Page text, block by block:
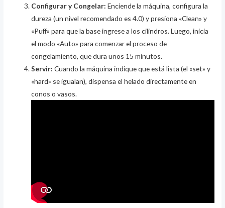
Configurar y Congelar: Enciende la máquina, configura la
dureza (un nivel recomendado es 4.0) y presiona «Clean» y
«Puff» para que la base ingrese a los cilindros. Luego, inicia
el modo «Auto» para comenzar el proceso de
congelamiento, que dura unos 15 minutos.
Servir: Cuando la máquina indique que está lista (el «set» y
«hard» se igualan), dispensa el helado directamente en
conos o vasos.